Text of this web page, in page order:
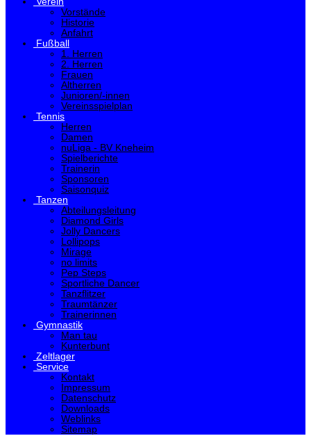
Vorstände
Historie
Anfahrt
Fußball
1. Herren
2. Herren
Frauen
Altherren
Junioren/-innen
Vereinsspielplan
Tennis
Herren
Damen
nuLiga - BV Kneheim
Spielberichte
Trainerin
Sponsoren
Saisonquiz
Tanzen
Abteilungsleitung
Diamond Girls
Jolly Dancers
Lollipops
Mirage
no limits
Pep Steps
Sportliche Dancer
Tanzflitzer
Traumtänzer
Trainerinnen
Gymnastik
Man tau
Kunterbunt
Zeltlager
Service
Kontakt
Impressum
Datenschutz
Downloads
Weblinks
Sitemap